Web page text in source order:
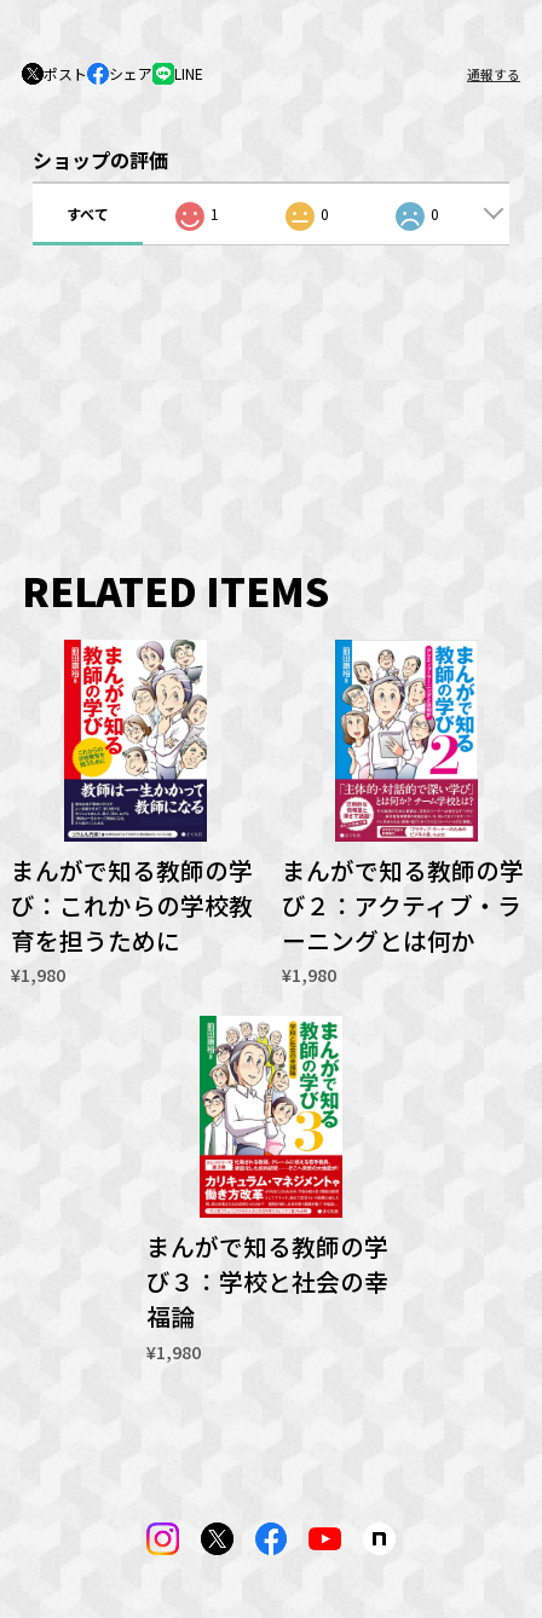
ポスト シェア LINE 通報する
ショップの評価
すべて 1 0 0
RELATED ITEMS
まんがで知る教師の学
び：これからの学校教
育を担うために
¥1,980
まんがで知る教師の学
び２：アクティブ・ラ
ーニングとは何か
¥1,980
まんがで知る教師の学
び３：学校と社会の幸
福論
¥1,980